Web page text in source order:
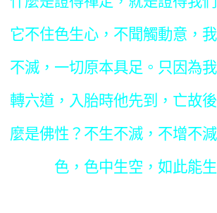
它不住色生心，不聞觸動意，
不滅，一切原本具足。只因為
轉六道，入胎時他先到，亡故
麼是佛性？不生不滅，不增不
色，色中生空，如此能